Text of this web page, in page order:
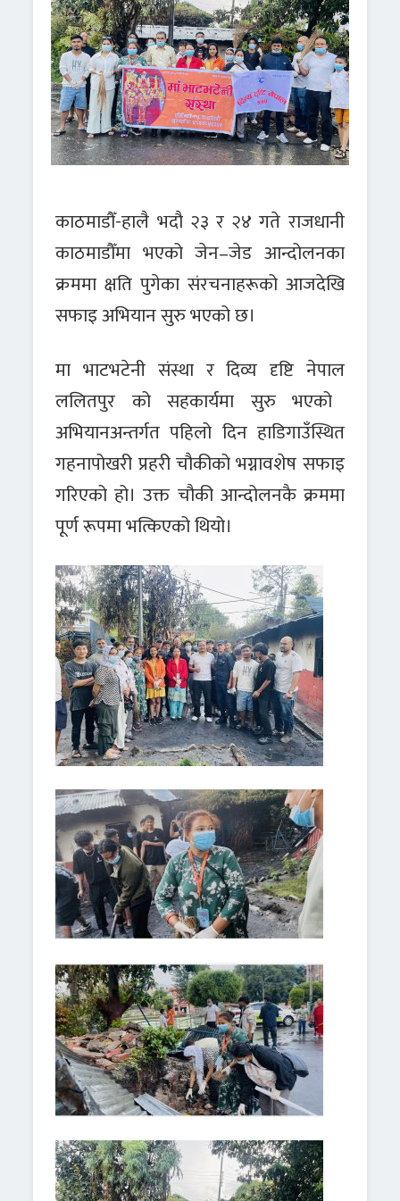
काठमाडौँ-हालै भदौ २३ र २४ गते राजधानी
काठमाडौँमा भएको जेन–जेड आन्दोलनका
क्रममा क्षति पुगेका संरचनाहरूको आजदेखि
सफाइ अभियान सुरु भएको छ।
मा भाटभटेनी संस्थारदिव्य दृष्टि नेपाल
ललितपुर को सहकार्यमा सुरु भएको
अभियानअन्तर्गत पहिलो दिन हाडिगाउँस्थित
गहनापोखरी प्रहरी चौकीको भग्नावशेष सफाइ
गरिएको हो। उक्त चौकी आन्दोलनकै क्रममा
पूर्ण रूपमा भत्किएको थियो।